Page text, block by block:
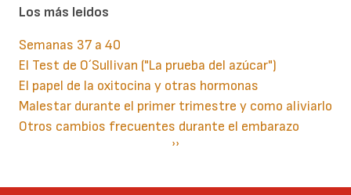
Los más leidos
Semanas 37 a 40
El Test de O´Sullivan ("La prueba del azúcar")
El papel de la oxitocina y otras hormonas
Malestar durante el primer trimestre y como aliviarlo
Otros cambios frecuentes durante el embarazo
Siguiente
››